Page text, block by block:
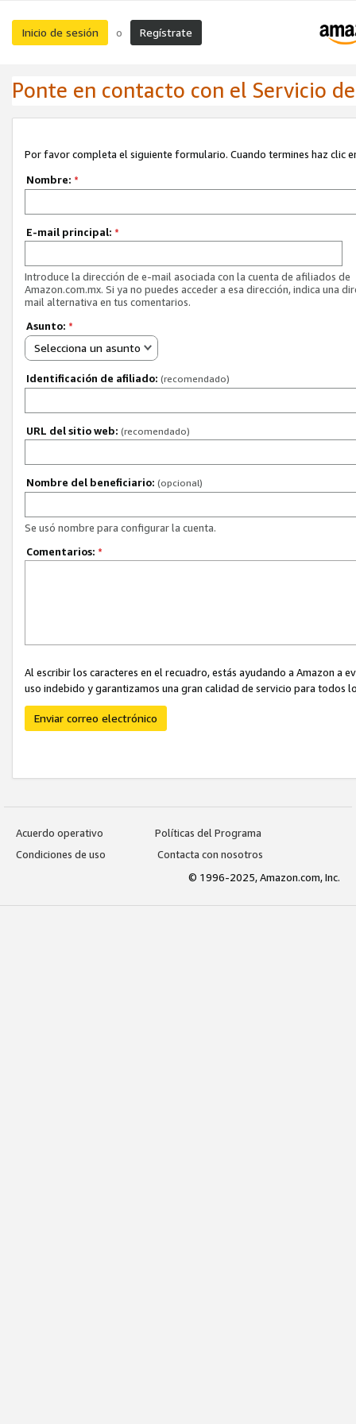
Inicio de sesión o Regístrate
Ponte en contacto con el Servicio
Por favor completa el siguiente formulario. Cuando termines haz clic
Nombre: *
E-mail principal: *
Introduce la dirección de e-mail asociada con la cuenta de afiliados de
Amazon.com.mx. Si ya no puedes acceder a esa dirección, indica una
mail alternativa en tus comentarios.
Asunto: *
Selecciona un asunto
Identificación de afiliado: (recomendado)
URL del sitio web: (recomendado)
Nombre del beneficiario: (opcional)
Se usó nombre para configurar la cuenta.
Comentarios: *
Al escribir los caracteres en el recuadro, estás ayudando a Amazon
uso indebido y garantizamos una gran calidad de servicio para todos
Enviar correo electrónico
Acuerdo operativo
Políticas del Programa
Condiciones de uso
Contacta con nosotros
© 1996-2025, Amazon.com, Inc.